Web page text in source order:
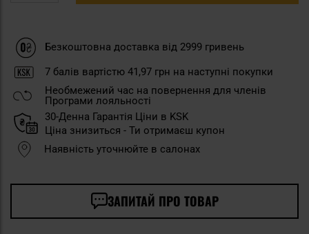
Безкоштовна доставка від 2999 гривень
7 балів вартістю 41,97 грн на наступні покупки
Необмежений час на повернення для членів
Програми лояльності
30-Денна Гарантія Ціни в KSK
Ціна знизиться - Ти отримаєш купон
Наявність уточнюйте в салонах
ЗАПИТАЙ ПРО ТОВАР